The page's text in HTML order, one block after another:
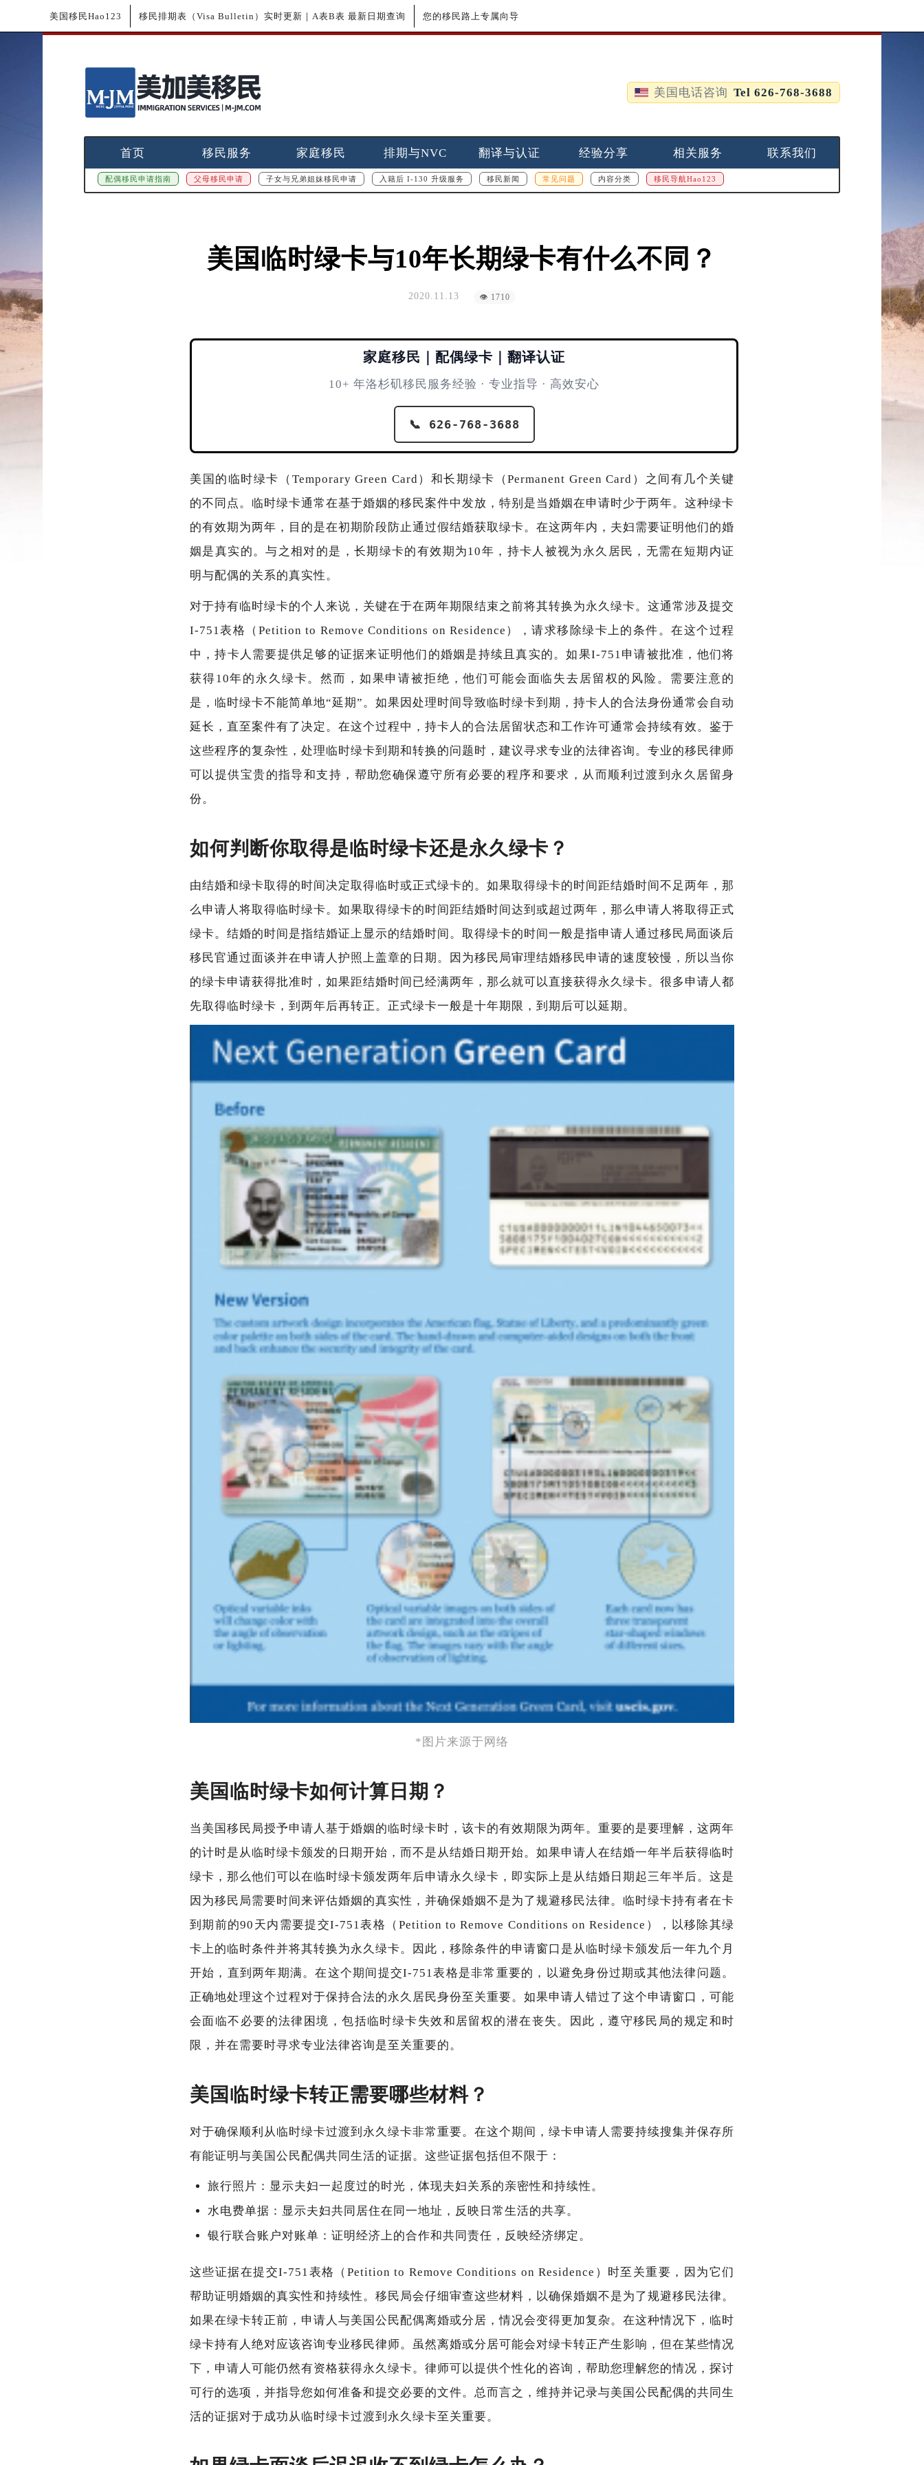
美国移民Hao123 移民排期表（Visa Bulletin）实时更新｜A表B表 最新日期查询 您的移民路上专属向导
美国电话咨询 Tel 626-768-3688
首页 移民服务 家庭移民 排期与NVC 翻译与认证 经验分享 相关服务 联系我们
配偶移民申请指南 父母移民申请 子女与兄弟姐妹移民申请 入籍后 I-130 升级服务 移民新闻 常见问题 内容分类 移民导航Hao123
美国临时绿卡与10年长期绿卡有什么不同？
2020.11.13 👁 1710
家庭移民｜配偶绿卡｜翻译认证
10+ 年洛杉矶移民服务经验 · 专业指导 · 高效安心
📞 626-768-3688
美国的临时绿卡（Temporary Green Card）和长期绿卡（Permanent Green Card）之间有几个关键
的不同点。临时绿卡通常在基于婚姻的移民案件中发放，特别是当婚姻在申请时少于两年。这种绿卡
的有效期为两年，目的是在初期阶段防止通过假结婚获取绿卡。在这两年内，夫妇需要证明他们的婚
姻是真实的。与之相对的是，长期绿卡的有效期为10年，持卡人被视为永久居民，无需在短期内证
明与配偶的关系的真实性。
对于持有临时绿卡的个人来说，关键在于在两年期限结束之前将其转换为永久绿卡。这通常涉及提交
I-751表格（Petition to Remove Conditions on Residence），请求移除绿卡上的条件。在这个过程
中，持卡人需要提供足够的证据来证明他们的婚姻是持续且真实的。如果I-751申请被批准，他们将
获得10年的永久绿卡。然而，如果申请被拒绝，他们可能会面临失去居留权的风险。需要注意的
是，临时绿卡不能简单地“延期”。如果因处理时间导致临时绿卡到期，持卡人的合法身份通常会自动
延长，直至案件有了决定。在这个过程中，持卡人的合法居留状态和工作许可通常会持续有效。鉴于
这些程序的复杂性，处理临时绿卡到期和转换的问题时，建议寻求专业的法律咨询。专业的移民律师
可以提供宝贵的指导和支持，帮助您确保遵守所有必要的程序和要求，从而顺利过渡到永久居留身
份。
如何判断你取得是临时绿卡还是永久绿卡？
由结婚和绿卡取得的时间决定取得临时或正式绿卡的。如果取得绿卡的时间距结婚时间不足两年，那
么申请人将取得临时绿卡。如果取得绿卡的时间距结婚时间达到或超过两年，那么申请人将取得正式
绿卡。结婚的时间是指结婚证上显示的结婚时间。取得绿卡的时间一般是指申请人通过移民局面谈后
移民官通过面谈并在申请人护照上盖章的日期。因为移民局审理结婚移民申请的速度较慢，所以当你
的绿卡申请获得批准时，如果距结婚时间已经满两年，那么就可以直接获得永久绿卡。很多申请人都
先取得临时绿卡，到两年后再转正。正式绿卡一般是十年期限，到期后可以延期。
*图片来源于网络
美国临时绿卡如何计算日期？
当美国移民局授予申请人基于婚姻的临时绿卡时，该卡的有效期限为两年。重要的是要理解，这两年
的计时是从临时绿卡颁发的日期开始，而不是从结婚日期开始。如果申请人在结婚一年半后获得临时
绿卡，那么他们可以在临时绿卡颁发两年后申请永久绿卡，即实际上是从结婚日期起三年半后。这是
因为移民局需要时间来评估婚姻的真实性，并确保婚姻不是为了规避移民法律。临时绿卡持有者在卡
到期前的90天内需要提交I-751表格（Petition to Remove Conditions on Residence），以移除其绿
卡上的临时条件并将其转换为永久绿卡。因此，移除条件的申请窗口是从临时绿卡颁发后一年九个月
开始，直到两年期满。在这个期间提交I-751表格是非常重要的，以避免身份过期或其他法律问题。
正确地处理这个过程对于保持合法的永久居民身份至关重要。如果申请人错过了这个申请窗口，可能
会面临不必要的法律困境，包括临时绿卡失效和居留权的潜在丧失。因此，遵守移民局的规定和时
限，并在需要时寻求专业法律咨询是至关重要的。
美国临时绿卡转正需要哪些材料？
对于确保顺利从临时绿卡过渡到永久绿卡非常重要。在这个期间，绿卡申请人需要持续搜集并保存所
有能证明与美国公民配偶共同生活的证据。这些证据包括但不限于：
旅行照片：显示夫妇一起度过的时光，体现夫妇关系的亲密性和持续性。
水电费单据：显示夫妇共同居住在同一地址，反映日常生活的共享。
银行联合账户对账单：证明经济上的合作和共同责任，反映经济绑定。
这些证据在提交I-751表格（Petition to Remove Conditions on Residence）时至关重要，因为它们
帮助证明婚姻的真实性和持续性。移民局会仔细审查这些材料，以确保婚姻不是为了规避移民法律。
如果在绿卡转正前，申请人与美国公民配偶离婚或分居，情况会变得更加复杂。在这种情况下，临时
绿卡持有人绝对应该咨询专业移民律师。虽然离婚或分居可能会对绿卡转正产生影响，但在某些情况
下，申请人可能仍然有资格获得永久绿卡。律师可以提供个性化的咨询，帮助您理解您的情况，探讨
可行的选项，并指导您如何准备和提交必要的文件。总而言之，维持并记录与美国公民配偶的共同生
活的证据对于成功从临时绿卡过渡到永久绿卡至关重要。